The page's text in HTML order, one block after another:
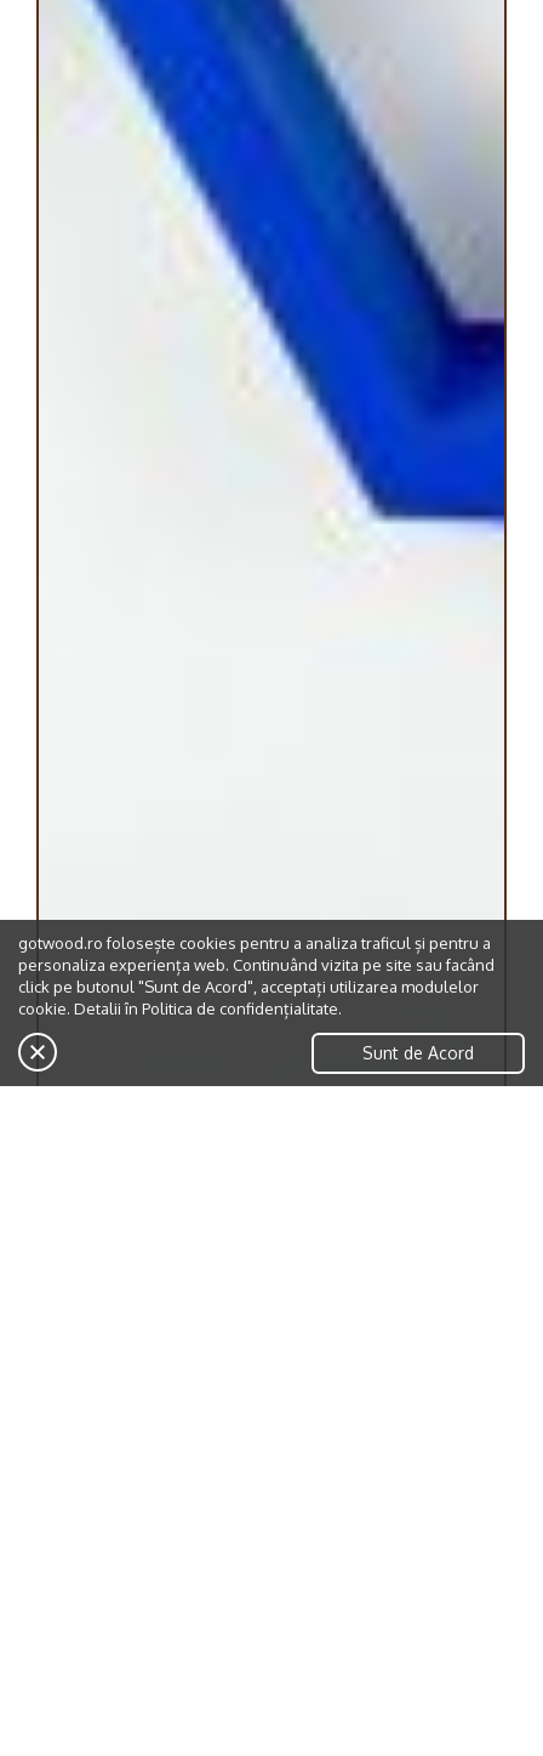
gotwood.ro folosește cookies pentru a analiza traficul și pentru a
personaliza experiența web. Continuând vizita pe site sau facând
click pe butonul "Sunt de Acord", acceptați utilizarea modulelor
cookie. Detalii în Politica de confidențialitate.
Sunt de Acord